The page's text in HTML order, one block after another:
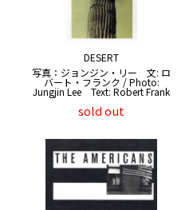
DESERT
写真：ジョンジン・リー 文: ロ
バート・フランク / Photo:
Jungjin Lee Text: Robert Frank
sold out